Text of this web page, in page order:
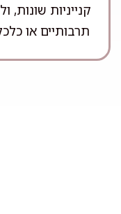
קנייניות שונות,
תרבותיים או